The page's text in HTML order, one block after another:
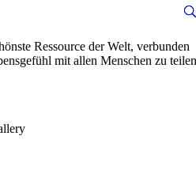
Ressource der Welt, verbunden
mit allen Menschen zu